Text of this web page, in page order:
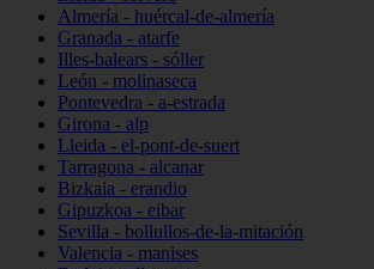
Almería - huércal-de-almería
Granada - atarfe
Illes-balears - sóller
León - molinaseca
Pontevedra - a-estrada
Girona - alp
Lleida - el-pont-de-suert
Tarragona - alcanar
Bizkaia - erandio
Gipuzkoa - eibar
Sevilla - bollullos-de-la-mitación
Valencia - manises